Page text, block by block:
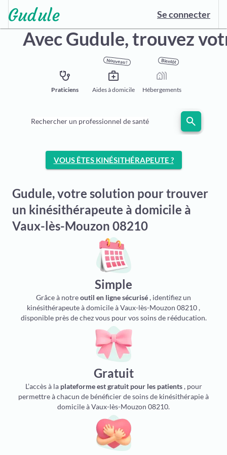
Se connecter
Avec Gudule,trouvez
stethoscope
Praticiens
Nouveau !
medical_services
Aides à domicile
Bientôt
holiday_village
Hébergements
Rechercher un professionnel de santé search
VOUS ÊTES KINÉSITHÉRAPEUTE ?
Gudule, votre solution pour trouver
un kinésithérapeute à domicile à
Vaux-lès-Mouzon 08210
Simple
Grâce à notreoutil en ligne sécurisé, identifiez un
kinésithérapeute à domicile à Vaux-lès-Mouzon 08210 ,
disponible près de chez vous pour vos soins de rééducation.
Gratuit
L’accès à la plateforme est gratuit pour les patients, pour
permettre à chacun de bénéficier de soins de kinésithérapie à
domicile à Vaux-lès-Mouzon 08210.